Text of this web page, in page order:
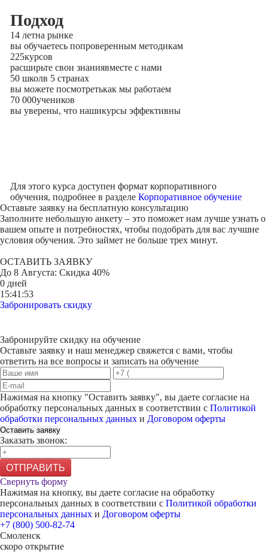
Подход
14 летна рынке
вы обучаетесь попроверенным методикам
225курсов
расширьте свои знаниявместе с нами
50 школв 5 странах
вы можете посмотретькак мы работаем
70 000учеников
вы уверены, что нашикурсы эффективны
Для этого курса доступен формат корпоративного
обучения, подробнее в разделе Корпоративное обучение
Оставьте заявку на бесплатную консультацию
Заполните небольшую анкету – это поможет нам лучше узнать о
вашем опыте и потребностях, чтобы подобрать для вас лучшие
условия обучения. Это займет не больше трех минут.
ОСТАВИТЬ ЗАЯВКУ
До 8 Августа: Скидка 40%
0 дней
15:41:53
Забронировать скидку
Забронируйте скидку на обучение
Оставьте заявку и наш менеджер свяжется с вами, чтобы
ответить на все вопросы и записать на обучение
Нажимая на кнопку "Оставить заявку", вы даете согласие на
обработку персональных данных в соответствии с Политикой
обработки персональных данных и Договором оферты
Оставить заявку
Заказать звонок:
ОТПРАВИТЬ
Свернуть форму
Нажимая на кнопку, вы даете согласие на обработку
персональных данных в соответствии с Политикой обработки
персональных данных и Договором оферты
+7 (800) 500-82-74
Смоленск
скоро открытие